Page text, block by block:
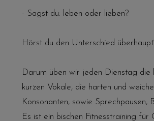
- Sagst du: leben oder lieben?
Hörst du den Unterschied
Darum üben wir jeden Dienstag die
kurzen Vokale, die harten und
Konsonanten, sowie Sprechpausen,
Es ist ein bischen Fitnesstraining für